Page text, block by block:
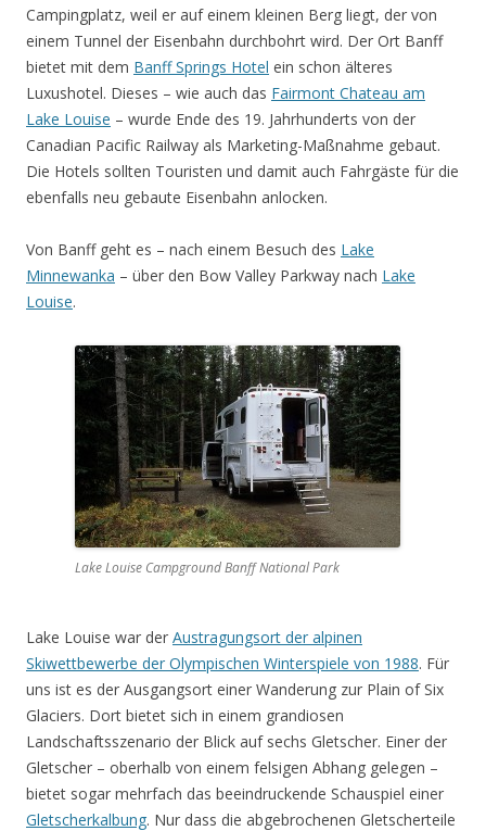
Campingplatz, weil er auf einem kleinen Berg liegt, der von
einem Tunnel der Eisenbahn durchbohrt wird. Der Ort Banff
bietet mit dem Banff Springs Hotel ein schon älteres
Luxushotel. Dieses – wie auch das Fairmont Chateau am
Lake Louise – wurde Ende des 19. Jahrhunderts von der
Canadian Pacific Railway als Marketing-Maßnahme gebaut.
Die Hotels sollten Touristen und damit auch Fahrgäste für die
ebenfalls neu gebaute Eisenbahn anlocken.
Von Banff geht es – nach einem Besuch des Lake
Minnewanka – über den Bow Valley Parkway nach Lake
Louise.
Lake Louise Campground Banff National Park
Lake Louise war der Austragungsort der alpinen
Skiwettbewerbe der Olympischen Winterspiele von 1988. Für
uns ist es der Ausgangsort einer Wanderung zur Plain of Six
Glaciers. Dort bietet sich in einem grandiosen
Landschaftsszenario der Blick auf sechs Gletscher. Einer der
Gletscher – oberhalb von einem felsigen Abhang gelegen –
bietet sogar mehrfach das beeindruckende Schauspiel einer
Gletscherkalbung. Nur dass die abgebrochenen Gletscherteile